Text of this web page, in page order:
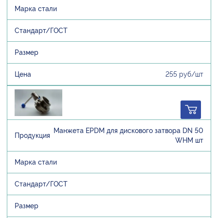
255 руб/шт
Манжета EPDM для дискового затвора DN 50
WHM шт